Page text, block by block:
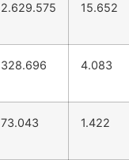
2.629.575 15.652
328.696 4.083
73.043 1.422